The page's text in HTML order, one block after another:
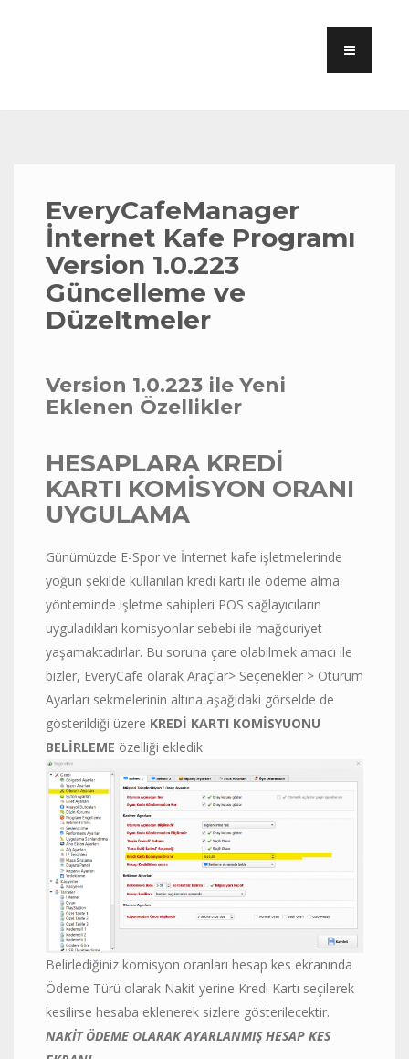
EveryCafeManager
İnternet Kafe Programı
Version 1.0.223
Güncelleme ve
Düzeltmeler
Version 1.0.223 ile Yeni
Eklenen Özellikler
HESAPLARA KREDİ
KARTI KOMİSYON ORANI
UYGULAMA
Günümüzde E-Spor ve İnternet kafe işletmelerinde
yoğun şekilde kullanılan kredi kartı ile ödeme alma
yönteminde işletme sahipleri POS sağlayıcıların
uyguladıkları komisyonlar sebebi ile mağduriyet
yaşamaktadırlar. Bu soruna çare olabilmek amacı ile
bizler, EveryCafe olarak Araçlar> Seçenekler > Oturum
Ayarları sekmelerinin altına aşağıdaki görselde de
gösterildiği üzere KREDİ KARTI KOMİSYUONU
BELİRLEME özelliği ekledik.
Belirlediğiniz komisyon oranları hesap kes ekranında
Ödeme Türü olarak Nakit yerine Kredi Kartı seçilerek
kesilirse hesaba eklenerek sizlere gösterilecektir.
NAKİT ÖDEME OLARAK AYARLANMIŞ HESAP KES